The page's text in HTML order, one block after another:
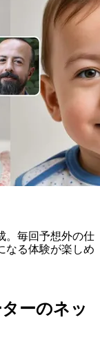
。毎回予想外の仕
なる体験が楽しめ
ーのネッ